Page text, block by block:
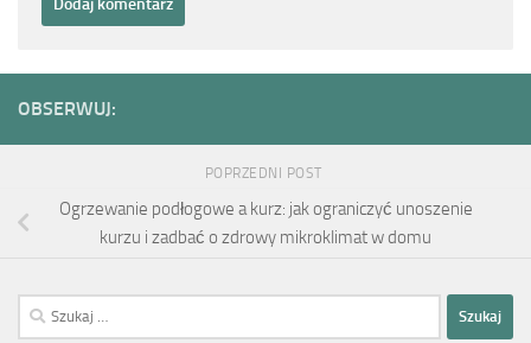
OBSERWUJ:
POPRZEDNI POST
Ogrzewanie podłogowe a kurz: jak ograniczyć unoszenie
kurzu i zadbać o zdrowy mikroklimat w domu
Szukaj: